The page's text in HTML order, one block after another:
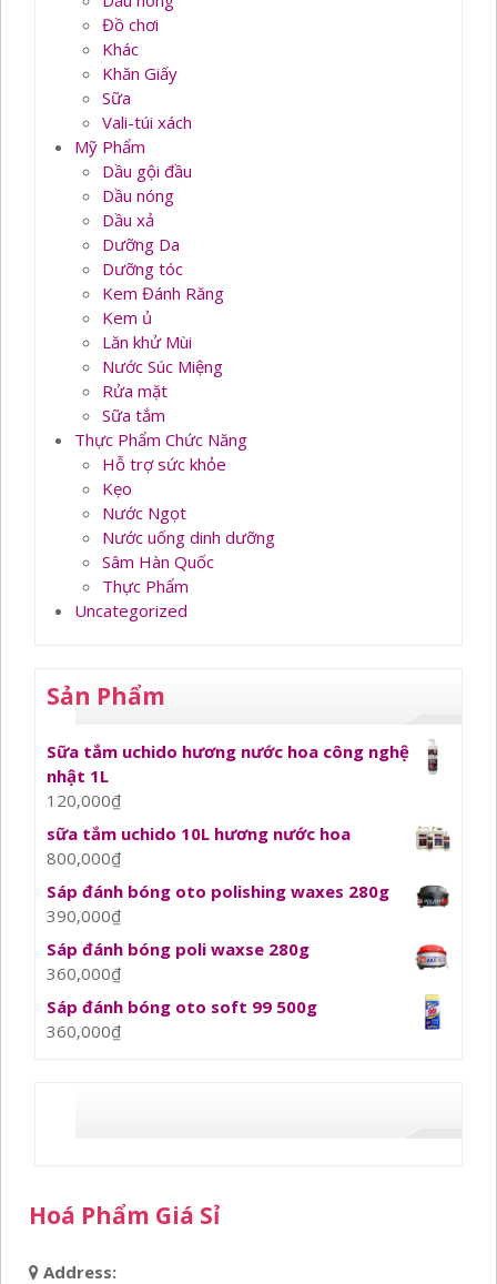
Đồ chơi
Khác
Khăn Giấy
Sữa
Vali-túi xách
Mỹ Phẩm
Dầu gội đầu
Dầu nóng
Dầu xả
Dưỡng Da
Dưỡng tóc
Kem Đánh Răng
Kem ủ
Lăn khử Mùi
Nước Súc Miệng
Rửa mặt
Sữa tắm
Thực Phẩm Chức Năng
Hỗ trợ sức khỏe
Kẹo
Nước Ngọt
Nước uống dinh dưỡng
Sâm Hàn Quốc
Thực Phẩm
Uncategorized
Sản Phẩm
Sữa tắm uchido hương nước hoa công nghệ
nhật 1L
120,000₫
sữa tắm uchido 10L hương nước hoa
800,000₫
Sáp đánh bóng oto polishing waxes 280g
390,000₫
Sáp đánh bóng poli waxse 280g
360,000₫
Sáp đánh bóng oto soft 99 500g
360,000₫
Hoá Phẩm Giá Sỉ
Address: